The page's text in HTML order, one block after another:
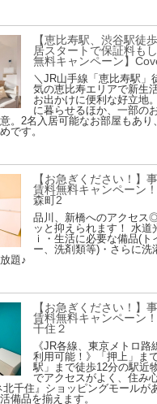
【恵比寿駅、渋谷駅徒
居スタートで保証料も
無料キャンペーン】
＼JR山手線「恵比寿駅」
気の恵比寿エリアで新生
お出かけに便利な好立地
に暮らせるほか、一部の
。2名入居可能なお部屋もあり
です。
【お急ぎください！】
賃料無料キャンペーン
森町2
品川、新橋へのアクセス
ッと抑えられます！ 水道
ｉ・生活に必要な備品(
ー、洗剤類等)・さらに洗
題♪
【お急ぎください！】
賃料無料キャンペーン
千住２
《JR各線、東京メトロ路
利用可能！》「押上」ま
駅」まで徒歩12分の駅近
でアクセスがよく、住み
千住』ショッピングモールが
備品を揃えます。